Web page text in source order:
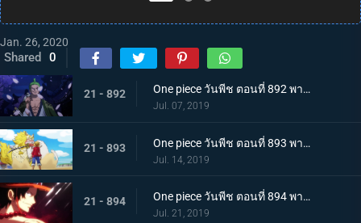
Jan. 26, 2020
Shared 0
21 - 892 One piece วันพีช ตอนที่ 892 พากย์ไทย แคว้นวาโนะคุนิ! สู่แคว้นแห่งซามูไร
Jul. 07, 2019
21 - 893 One piece วันพีช ตอนที่ 893 พากย์ไทย โอทามะปรากฏตัว ลูฟี่ vs ทหารไคโด!
Jul. 14, 2019
21 - 894 One piece วันพีช ตอนที่ 894 พากย์ไทย จะต้องมาแน่ๆ ตำนานเอสที่แคว้นวาโนะ!
Jul. 21, 2019